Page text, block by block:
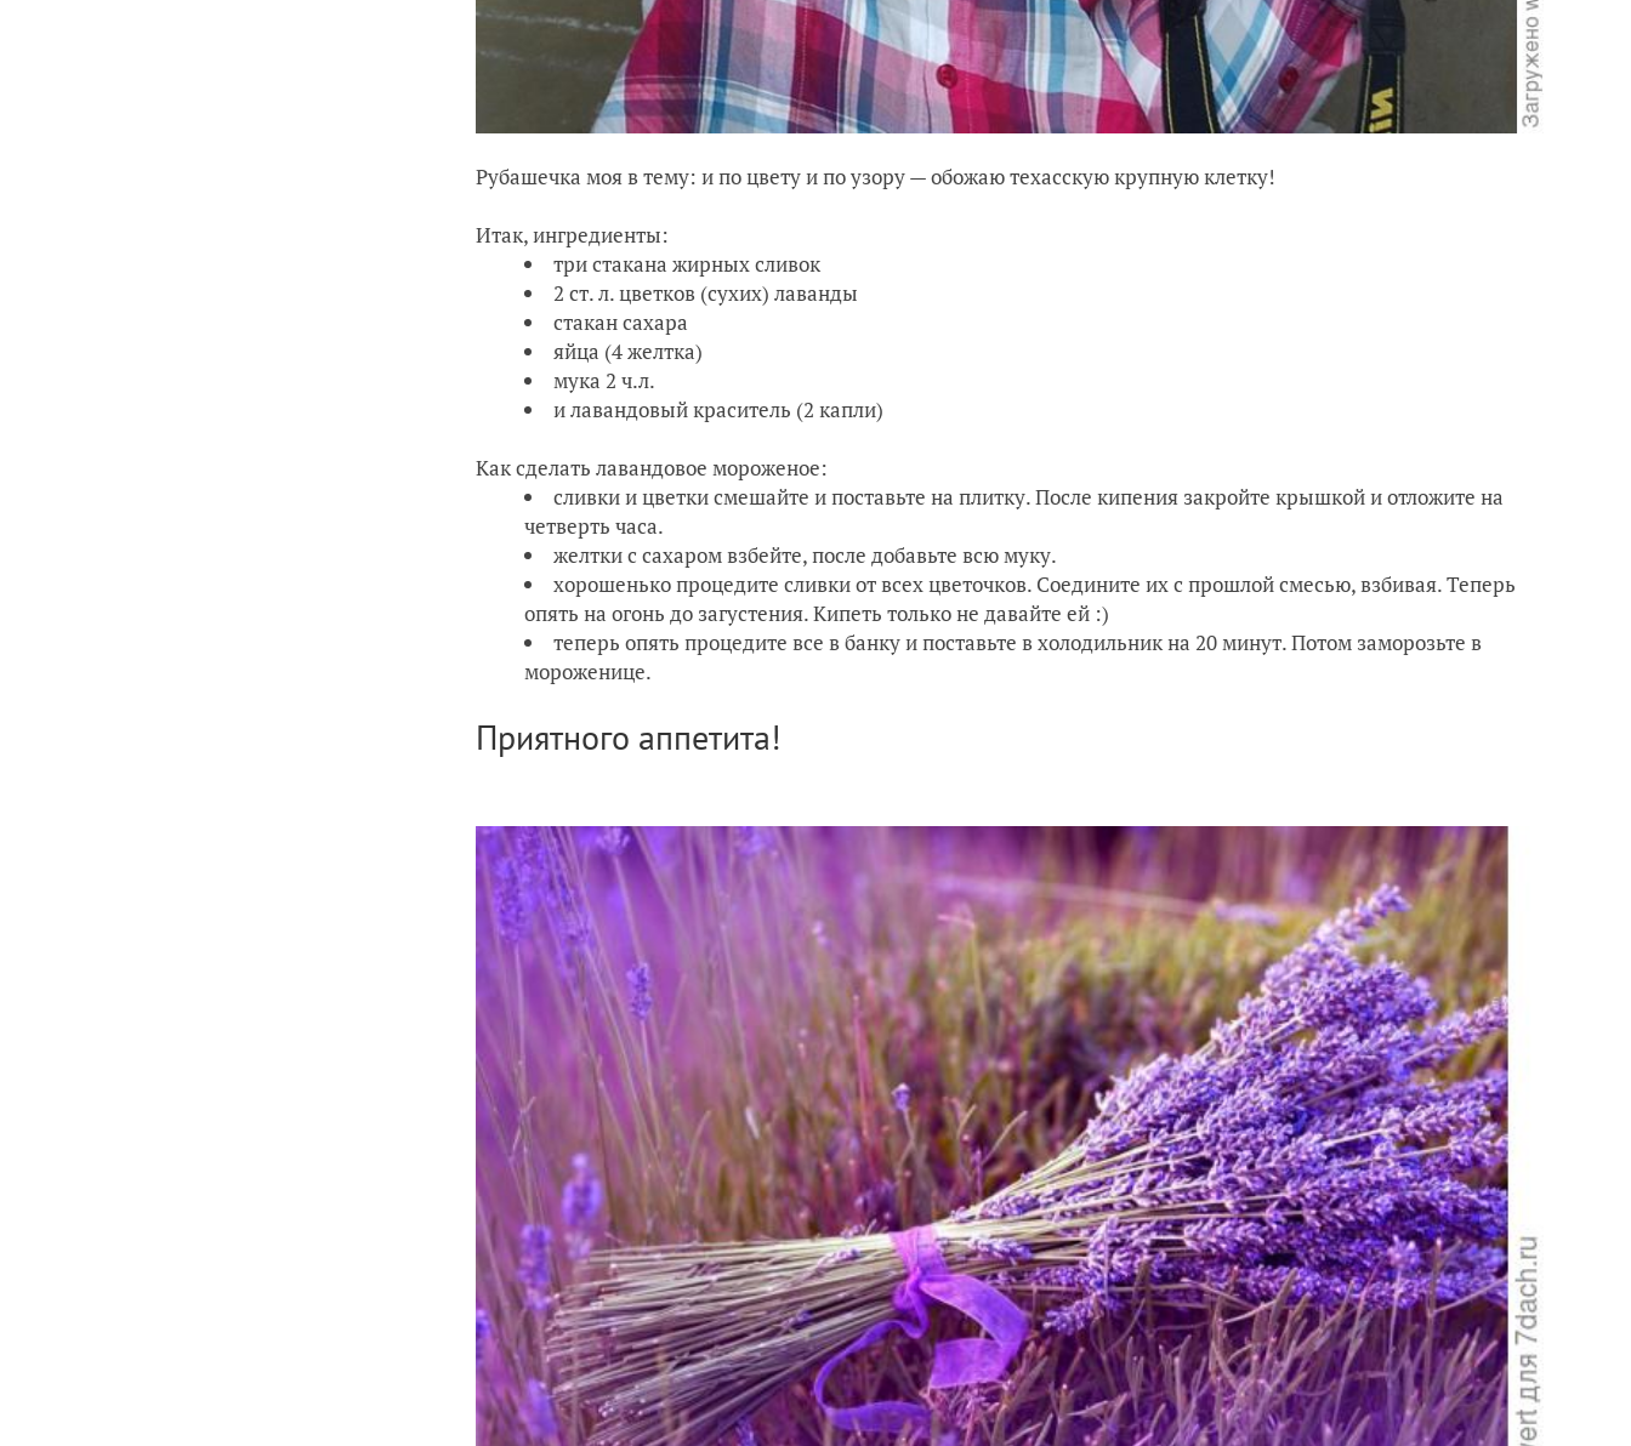
Рубашечка моя в тему: и по цвету и по узору — обожаю техасскую крупную клетку!
Итак, ингредиенты:
три стакана жирных сливок
2 ст. л. цветков (сухих) лаванды
стакан сахара
яйца (4 желтка)
мука 2 ч.л.
и лавандовый краситель (2 капли)
Как сделать лавандовое мороженое:
сливки и цветки смешайте и поставьте на плитку. После кипения закройте крышкой и отложите на
четверть часа.
желтки с сахаром взбейте, после добавьте всю муку.
хорошенько процедите сливки от всех цветочков. Соедините их с прошлой смесью, взбивая. Теперь
опять на огонь до загустения. Кипеть только не давайте ей :)
теперь опять процедите все в банку и поставьте в холодильник на 20 минут. Потом заморозьте в
мороженице.
Приятного аппетита!